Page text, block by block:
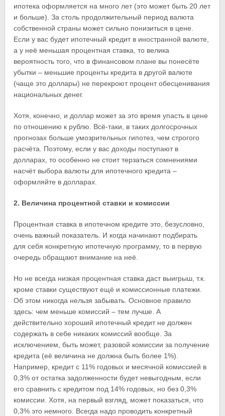
ипотека оформляется на много лет (это может быть 20 лет
и больше). За столь продолжительный период валюта
собственной страны может сильно понизиться в цене.
Если у вас будет ипотечный кредит в иностранной валюте,
а у неё меньшая процентная ставка, то велика
вероятность того, что в финансовом плане вы понесёте
убытки – меньшие проценты кредита в другой валюте
(чаще это доллары) не перекроют процент обесценивания
национальных денег.
Хотя, конечно, и доллар может за это время упасть в цене
по отношению к рублю. Всё-таки, в таких долгосрочных
прогнозах больше умозрительных гипотез, чем строгого
расчёта. Поэтому, если у вас доходы поступают в
долларах, то особенно не стоит терзаться сомнениями
насчёт выбора валюты для ипотечного кредита –
оформляйте в долларах.
2. Величина процентной ставки и комиссии
Процентная ставка в ипотечном кредите это, безусловно,
очень важный показатель. И когда начинают подбирать
для себя конкретную ипотечную программу, то в первую
очередь обращают внимание на неё.
Но не всегда низкая процентная ставка даст выигрыш, т.к.
кроме ставки существуют ещё и комиссионные платежи.
Об этом никогда нельзя забывать. Основное правило
здесь: чем меньше комиссий – тем лучше. А
действительно хороший ипотечный кредит не должен
содержать в себе никаких комиссий вообще. За
исключением, быть может, разовой комиссии за получение
кредита (её величина не должна быть более 1%).
Например, кредит с 11% годовых и месячной комиссией в
0,3% от остатка задолженности будет невыгодным, если
его сравнить с кредитом под 14% годовых, но без 0,3%
комиссии. Хотя, на первый взгляд, может показаться, что
0,3% это немного. Всегда надо проводить конкретный